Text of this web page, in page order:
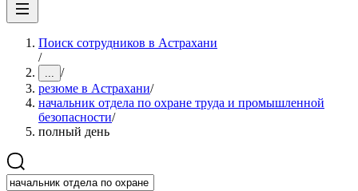
Поиск сотрудников в Астрахани
/
... /
резюме в Астрахани/
начальник отдела по охране труда и промышленной
безопасности/
полный день